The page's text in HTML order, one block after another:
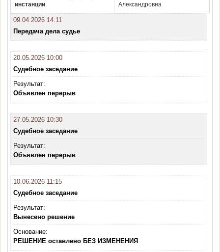
инстанции
Александровна
09.04.2026 14:11
Передача дела судье
20.05.2026 10:00
Судебное заседание
Результат:
Объявлен перерыв
27.05.2026 10:30
Судебное заседание
Результат:
Объявлен перерыв
10.06.2026 11:15
Судебное заседание
Результат:
Вынесено решение
Основание:
РЕШЕНИЕ оставлено БЕЗ ИЗМЕНЕНИЯ